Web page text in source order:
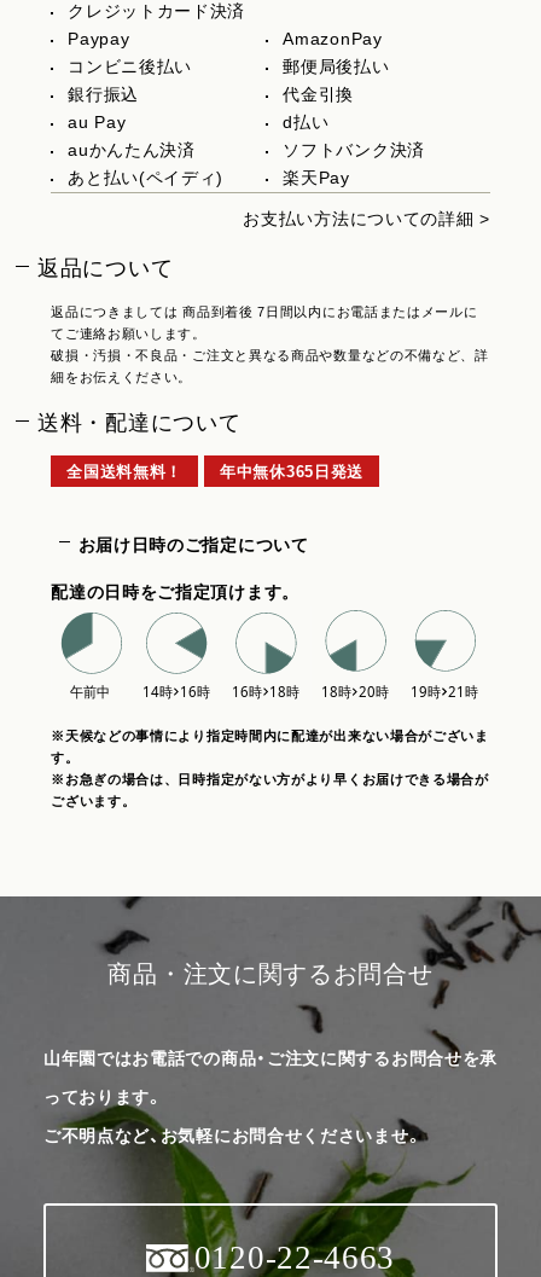
クレジットカード決済
Paypay
AmazonPay
コンビニ後払い
郵便局後払い
銀行振込
代金引換
au Pay
d払い
auかんたん決済
ソフトバンク決済
あと払い(ペイディ)
楽天Pay
お支払い方法についての詳細 >
返品について
返品につきましては 商品到着後 7日間以内にお電話またはメールに
てご連絡お願いします。
破損・汚損・不良品・ご注文と異なる商品や数量などの不備など、詳
細をお伝えください。
送料・配達について
全国送料無料！ 年中無休365日発送
お届け日時のご指定について
配達の日時をご指定頂けます。
※天候などの事情により指定時間内に配達が出来ない場合がございま
す。
※お急ぎの場合は、日時指定がない方がより早くお届けできる場合が
ございます。
商品・注文に関するお問合せ
山年園ではお電話での商品・ご注文に関するお問合せを承
っております。
ご不明点など、お気軽にお問合せくださいませ。
0120-22-4663